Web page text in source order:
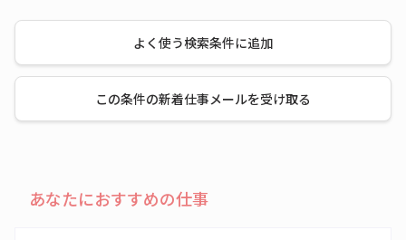
よく使う検索条件に追加
この条件の新着仕事メールを受け取る
あなたにおすすめの仕事